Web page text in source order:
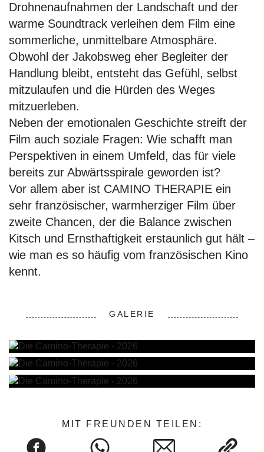
Drohnenaufnahmen der Landschaft und der
warme Soundtrack verleihen dem Film eine
sommerliche, unmittelbare Atmosphäre.
Obwohl der Jakobsweg eher Begleiter der
Handlung bleibt, entsteht das Gefühl, selbst
mitzulaufen und die Hürden des Weges
mitzuerleben.
Neben der emotionalen Geschichte streift der
Film auch soziale Fragen: Wie schafft man
Perspektiven in einem Umfeld, das für viele
bereits zur Abwärtsspirale geworden ist?
Vor allem aber ist CAMINO THERAPIE ein
sehr französischer, warmherziger Film über
zweite Chancen, der die Balance zwischen
Kitsch und Ernsthaftigkeit erstaunlich gut hält –
wie man es so häufig vom französischen Kino
kennt.
GALERIE
MIT FREUNDEN TEILEN: